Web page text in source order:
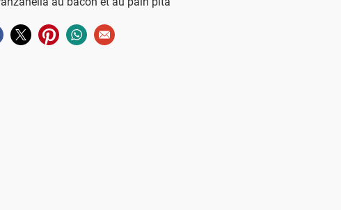
sur facebook
Partager sur twitter
Partager sur pinterest
Partager sur whatsapp
Envoyer à un ami